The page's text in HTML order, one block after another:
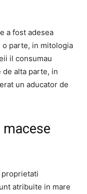
a fost adesea
parte, in mitologia
il consumau
alta parte, in
un aducator de
macese
proprietati
atribuite in mare